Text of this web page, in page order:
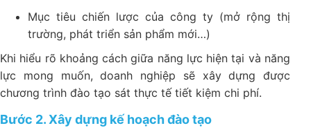
Mục tiêu chiến lược của công ty (mở rộng thị
trường, phát triển sản phẩm mới…)
Khi hiểu rõ khoảng cách giữa năng lực hiện tại và năng
lực mong muốn, doanh nghiệp sẽ xây dựng được
chương trình đào tạo sát thực tế tiết kiệm chi phí.
Bước 2. Xây dựng kế hoạch đào tạo